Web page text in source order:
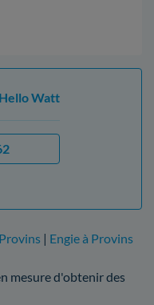
Watt
| Engie à Provins
mesure d'obtenir des